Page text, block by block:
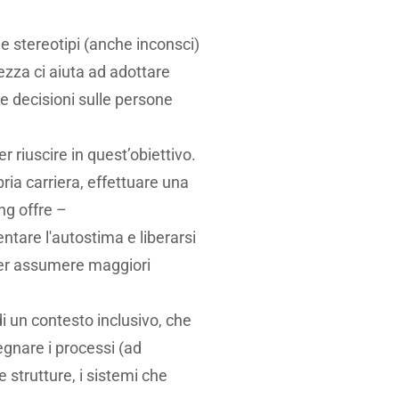
stereotipi (anche inconsci)
ci aiuta ad adottare
decisioni sulle persone
riuscire in quest’obiettivo.
carriera, effettuare una
offre –
l'autostima e liberarsi
assumere maggiori
un contesto inclusivo, che
i processi (ad
strutture, i sistemi che